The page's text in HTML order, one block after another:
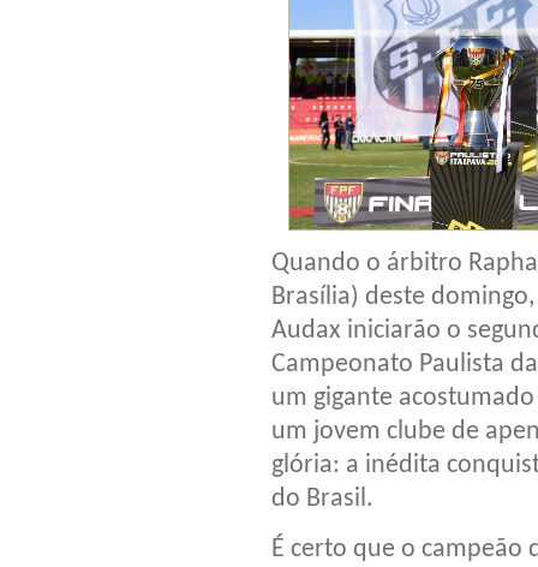
Quando o árbitro
Brasília) deste
Audax iniciarão o
Campeonato Paulista
um gigante
um jovem clube de
glória: a inédita
do Brasil.
É certo que o campeão